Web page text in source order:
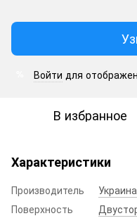
Войти для
В избранное
Характеристики
Производитель
Украина
Поверхность